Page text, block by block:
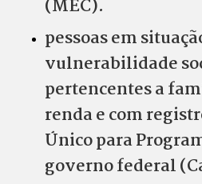
(MEC).
pessoas em
vulnerabilidade
pertencentes a
renda e com
Único para
governo federal